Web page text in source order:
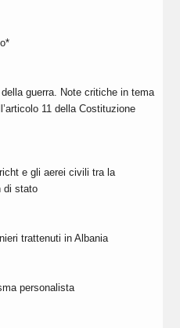
guerra. Note critiche in tema
11 della Costituzione
e gli aerei civili tra la
di stato
trattenuti in Albania
personalista